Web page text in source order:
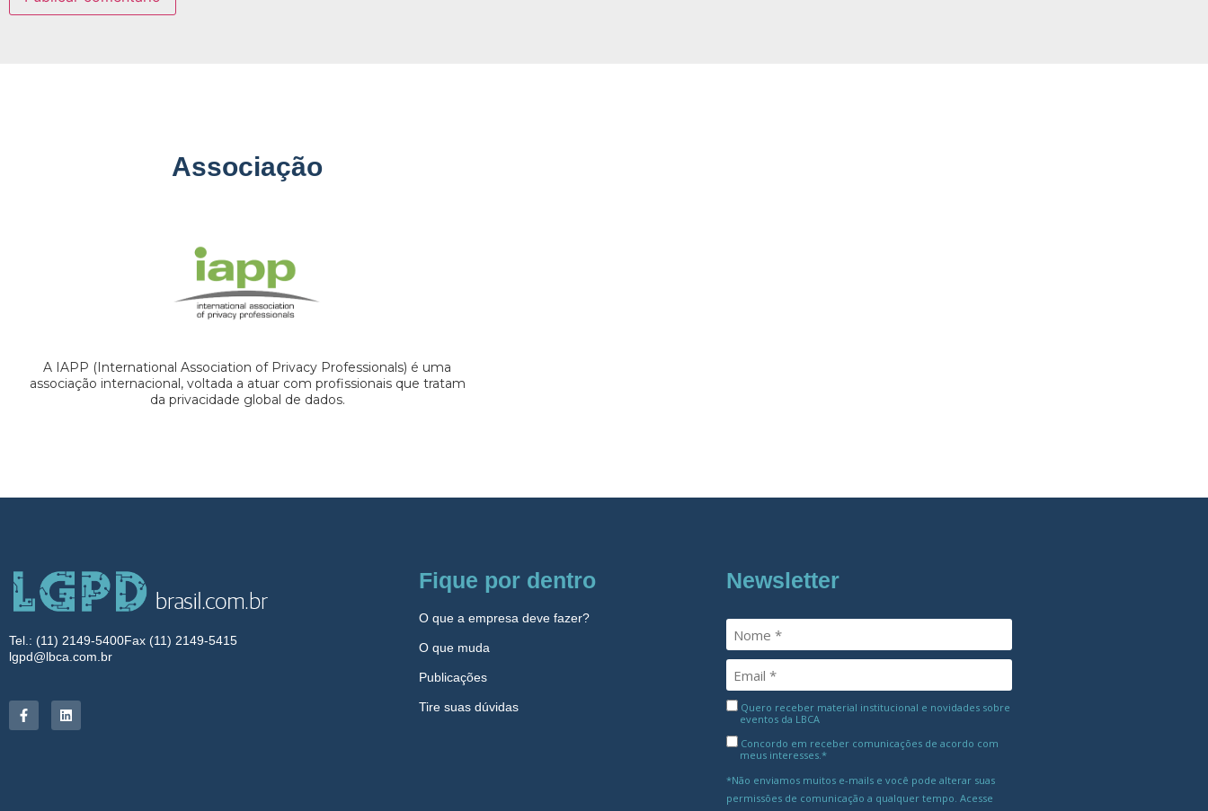
Associação
A IAPP (International Association of Privacy Professionals) é uma
associação internacional, voltada a atuar com profissionais que tratam
da privacidade global de dados.
Tel.: (11) 2149-5400Fax (11) 2149-5415
lgpd@lbca.com.br
Fique por dentro
O que a empresa deve fazer?
O que muda
Publicações
Tire suas dúvidas
Newsletter
Quero receber material institucional e novidades sobre
eventos da LBCA
Concordo em receber comunicações de acordo com
meus interesses.*
*Não enviamos muitos e-mails e você pode alterar suas
permissões de comunicação a qualquer tempo. Acesse